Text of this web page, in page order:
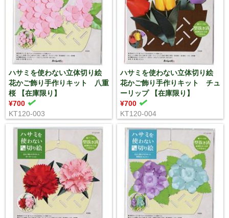
ハサミを使わない立体切り絵
花かご飾り手作りキット 八重
桜 【在庫限り】
¥700
KT120-003
ハサミを使わない立体切り絵
花かご飾り手作りキット チュ
ーリップ 【在庫限り】
¥700
KT120-004